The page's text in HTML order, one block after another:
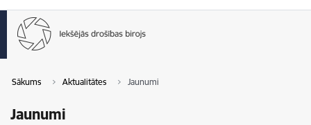
Sākums Aktualitātes Jaunumi
Jaunumi